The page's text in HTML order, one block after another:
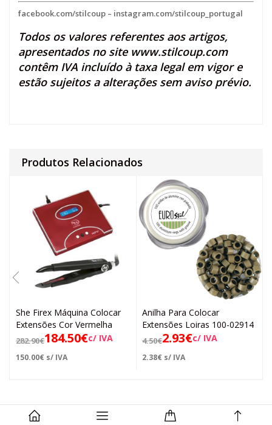
facebook.com/stilcoup – instagram.com/stilcoup_portugal
Todos os valores referentes aos artigos,
apresentados no site www.stilcoup.com
contêm IVA incluído à taxa legal em vigor e
estão sujeitos a alterações sem aviso prévio.
Produtos Relacionados
She Firex Máquina Colocar
Extensões Cor Vermelha
282.90€184.50€c/ IVA
150.00€ s/ IVA
Anilha Para Colocar
Extensões Loiras 100-02914
4.50€2.93€c/ IVA
2.38€ s/ IVA